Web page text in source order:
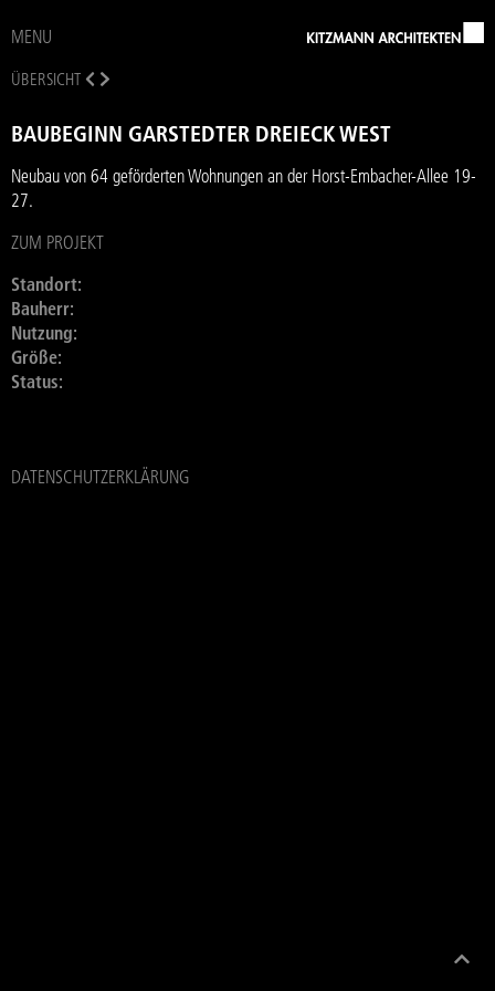
MENU
ÜBERSICHT
BAUBEGINN GARSTEDTER DREIECK WEST
Neubau von 64 geförderten Wohnungen an der Horst-Embacher-Allee 19-
27.
ZUM PROJEKT
Standort:
Bauherr:
Nutzung:
Größe:
Status:
DATENSCHUTZERKLÄRUNG